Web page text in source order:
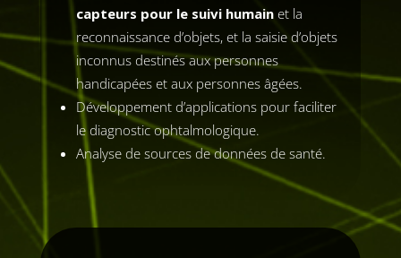
capteurs pour le suivi humainet la
reconnaissance d’objets, et la saisie d’objets
inconnus destinés aux personnes
handicapées et aux personnes âgées.
Développement d’applications pour faciliter
le diagnostic ophtalmologique.
Analyse de sources de données de santé.